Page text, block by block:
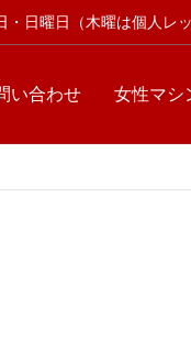
・日曜日 （木曜は個人レ
い合わせ 女性マシ